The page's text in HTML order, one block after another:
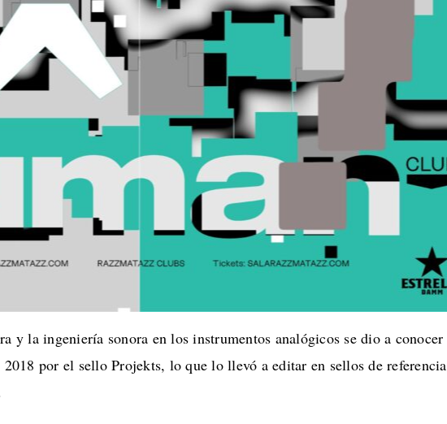
y la ingeniería sonora en los instrumentos analógicos se dio a conocer
por el sello Projekts, lo que lo llevó a editar en sellos de referencia